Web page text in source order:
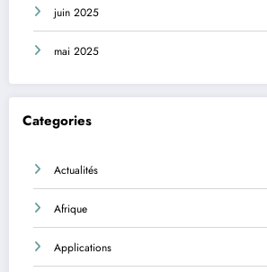
juin 2025
mai 2025
Categories
Actualités
Afrique
Applications